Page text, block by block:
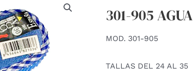
301-905
MOD. 301-905
TALLAS DEL 24 AL 35